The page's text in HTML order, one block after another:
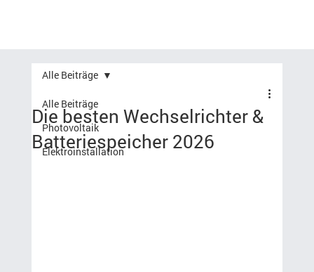
Alle Beiträge
Photovoltaik
Elektroinstallation
Alle Beiträge
Die besten Wechselrichter &
Batteriespeicher 2026